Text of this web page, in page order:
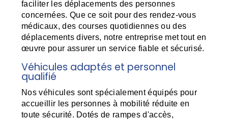
faciliter les déplacements des personnes
concernées. Que ce soit pour des rendez-vous
médicaux, des courses quotidiennes ou des
déplacements divers, notre entreprise met tout en
œuvre pour assurer un service fiable et sécurisé.
Véhicules adaptés et personnel
qualifié
Nos véhicules sont spécialement équipés pour
accueillir les personnes à mobilité réduite en
toute sécurité. Dotés de rampes d'accès,